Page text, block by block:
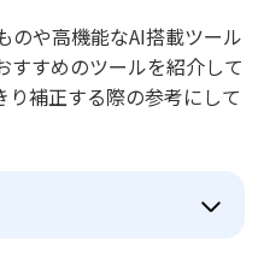
のや高機能なAI搭載ツール
すすめのツールを紹介して
り補正する際の参考にして